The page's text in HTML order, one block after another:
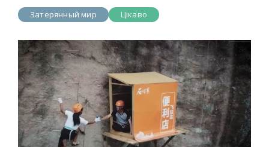
Затерянный мир Цікаво